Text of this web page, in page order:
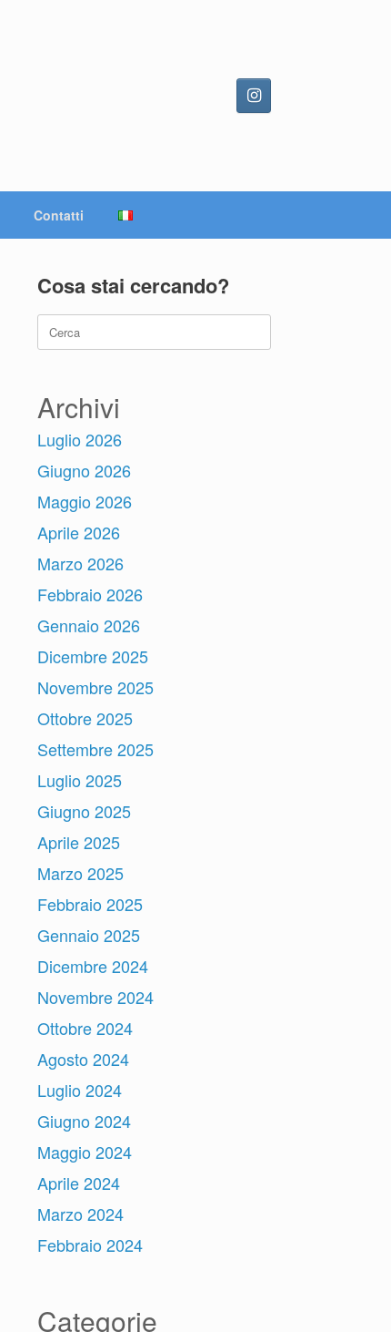
Contatti
Cosa stai cercando?
Ricerca
per:
Archivi
Luglio 2026
Giugno 2026
Maggio 2026
Aprile 2026
Marzo 2026
Febbraio 2026
Gennaio 2026
Dicembre 2025
Novembre 2025
Ottobre 2025
Settembre 2025
Luglio 2025
Giugno 2025
Aprile 2025
Marzo 2025
Febbraio 2025
Gennaio 2025
Dicembre 2024
Novembre 2024
Ottobre 2024
Agosto 2024
Luglio 2024
Giugno 2024
Maggio 2024
Aprile 2024
Marzo 2024
Febbraio 2024
Categorie